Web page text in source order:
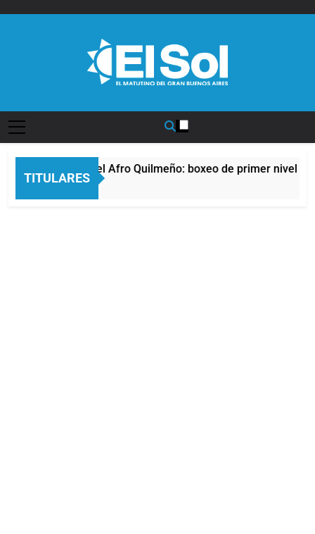
TITULARES
La noche del Afro Quilmeño: boxeo de primer nivel en
8 Horas Atrás